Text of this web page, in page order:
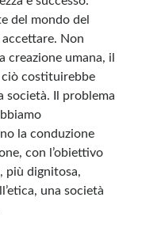
del mondo del
Non
creazione umana, il
ciò costituirebbe
società. Il problema
la conduzione
con l’obiettivo
più dignitosa,
una società